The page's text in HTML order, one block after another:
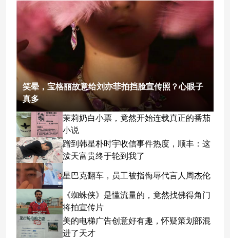
笑晕，宝格丽故意给刘亦菲拍挡脸宣传照？心眼子
真多
茉莉奶白小票，竟然开始连载真正的番茄
小说
蹭到韩星朴时宇收信事件热度，顺丰：这
泼天富贵终于轮到我了
星巴克翻车，员工被指侮辱代言人周杰伦
《蜘蛛侠》是懂流量的，竟然找佛得角门
将拍宣传片
美的电梯广告创意好有趣，怀疑策划部混
进了天才